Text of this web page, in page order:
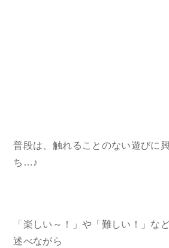
普段は、触れることのない遊びに
ち…♪
「楽しい～！」や「難しい！」な
述べながら